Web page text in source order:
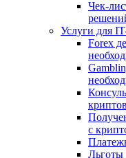
Чек-
Услуги для
Forex
с
Льготы